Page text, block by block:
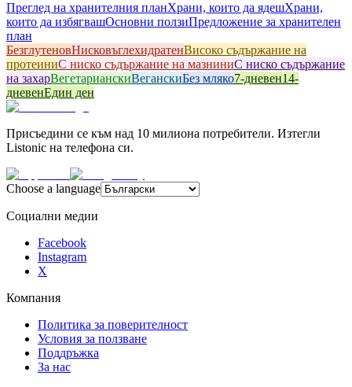
Преглед на хранителния планХрани, които да ядешХрани,
които да избягвашОсновни ползиПредложение за хранителен
план
БезглутеновHисковъглехидратенВисоко съдържание на
протеиниС ниско съдържание на мазниниС ниско съдържание
на захарВегетарианскиВеганскиБез мляко7-дневен14-
дневенЕдин ден
Присъедини се към над 10 милиона потребители. Изтегли
Listonic на телефона си.
Choose a language
Социални медии
Facebook
Instagram
X
Компания
Политика за поверителност
Условия за ползване
Поддръжка
За нас